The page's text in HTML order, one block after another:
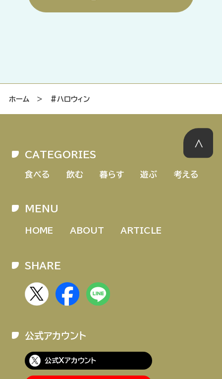
ホーム ＞ #ハロウィン
CATEGORIES
食べる 飲む 暮らす 遊ぶ 考える
MENU
HOME ABOUT ARTICLE
SHARE
公式アカウント
公式Xアカウント